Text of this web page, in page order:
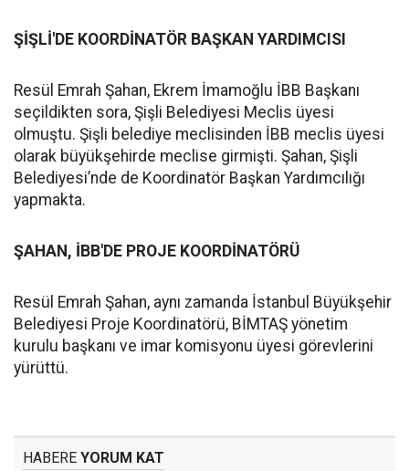
ŞİŞLİ'DE KOORDİNATÖR BAŞKAN YARDIMCISI
Resül Emrah Şahan, Ekrem İmamoğlu İBB Başkanı
seçildikten sora, Şişli Belediyesi Meclis üyesi
olmuştu. Şişli belediye meclisinden İBB meclis üyesi
olarak büyükşehirde meclise girmişti. Şahan, Şişli
Belediyesi’nde de Koordinatör Başkan Yardımcılığı
yapmakta.
ŞAHAN, İBB'DE PROJE KOORDİNATÖRÜ
Resül Emrah Şahan, aynı zamanda İstanbul Büyükşehir
Belediyesi Proje Koordinatörü, BİMTAŞ yönetim
kurulu başkanı ve imar komisyonu üyesi görevlerini
yürüttü.
HABERE YORUM KAT